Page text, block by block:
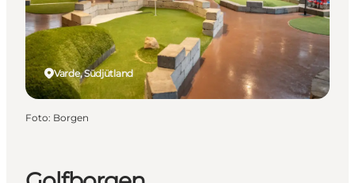
Reiseplanung
Varde, Südjütland
Foto: Borgen